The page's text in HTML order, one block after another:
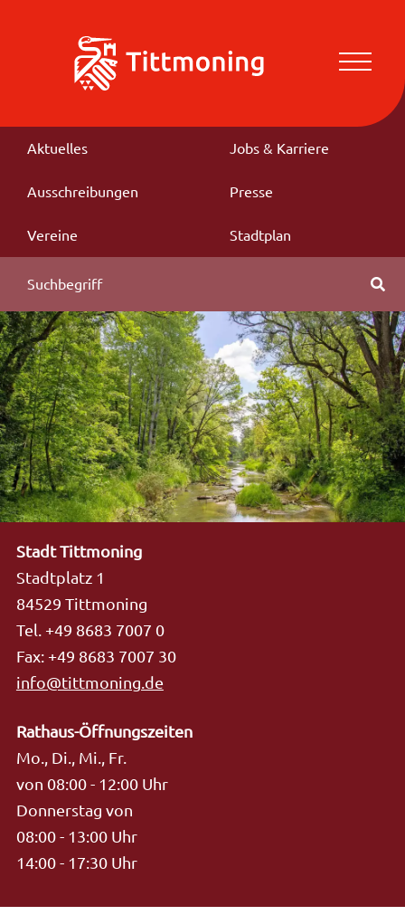
Aktuelles Jobs & Karriere
Ausschreibungen Presse
Vereine Stadtplan
Stadt Tittmoning
Stadtplatz 1
84529 Tittmoning
Tel. +49 8683 7007 0
Fax: +49 8683 7007 30
info@tittmoning.de
Rathaus-Öffnungszeiten
Mo., Di., Mi., Fr.
von 08:00 - 12:00 Uhr
Donnerstag von
08:00 - 13:00 Uhr
14:00 - 17:30 Uhr